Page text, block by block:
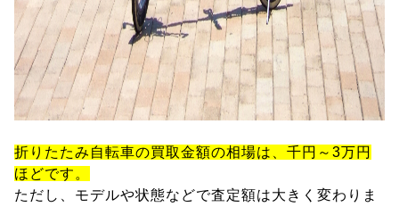
折りたたみ自転車の買取金額の相場は、千円～3万円
ほどです。
ただし、モデルや状態などで査定額は大きく変わりま